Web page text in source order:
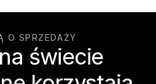
O SPRZEDAŻY
świecie